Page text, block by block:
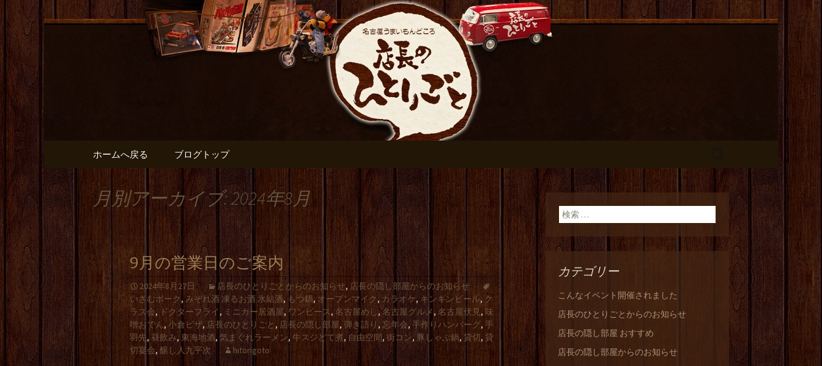
名古屋市伏見の居酒屋【店長のひとりご
出張や観光に名古屋めしがおすすめです
コンテンツへ移動
ホームへ戻る ブログトップ
月別アーカイブ: 2024年8月
9月の営業日のご案内
2024年8月27日 店長のひとりごとからのお知らせ, 店長の隠し部屋からのお知らせ
いさむポーク, みぞれ酒 凍るお酒 氷結酒, もつ鍋,オープンマイク,カラオケ, キンキンビール, ク
ラス会, ドクターフライ, ミニカー居酒屋,ワンピース, 名古屋めし,名古屋グルメ, 名古屋伏見,味
噌おでん, 小倉ピザ,店長のひとりごと , 店長の隠し部屋, 弾き語り ,忘年会, 手作りハンバーグ, 手
羽先, 昼飲み, 東海地酒, 気まぐれラーメン, 牛スジどて煮, 自由空間, 街コン,豚しゃぶ鍋, 貸切, 貸
切宴会, 醸し人九平次 hitorigoto
検索:
カテゴリー
こんなイベント開催されました
店長のひとりごとからのお知らせ
店長の隠し部屋 おすすめ
店長の隠し部屋からのお知らせ